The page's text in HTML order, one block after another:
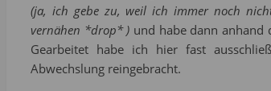
(ja, ich gebe zu, weil ich immer noch
vernähen *drop* ) und habe dann anhand
Gearbeitet habe ich hier fast
Abwechslung reingebracht.